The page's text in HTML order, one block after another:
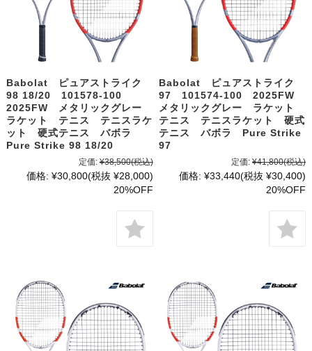
Babolat ピュアストライク
98 18/20 101578-100
2025FW メタリックグレー
ラケット テニス テニスラケ
ット 硬式テニス バボラ
Pure Strike 98 18/20
定価: ¥38,500(税込)
価格: ¥30,800(税抜 ¥28,000)
20%OFF
Babolat ピュアストライク
97 101574-100 2025FW
メタリックグレー ラケット
テニス テニスラケット 硬式
テニス バボラ Pure Strike
97
定価: ¥41,800(税込)
価格: ¥33,440(税抜 ¥30,400)
20%OFF